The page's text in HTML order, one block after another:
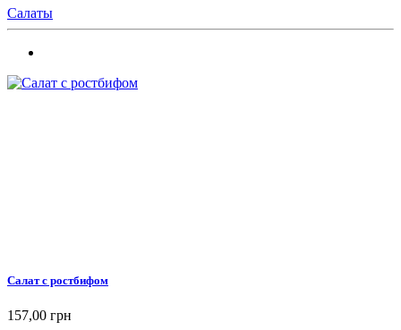
Салаты
Салат с ростбифом
157,00 грн